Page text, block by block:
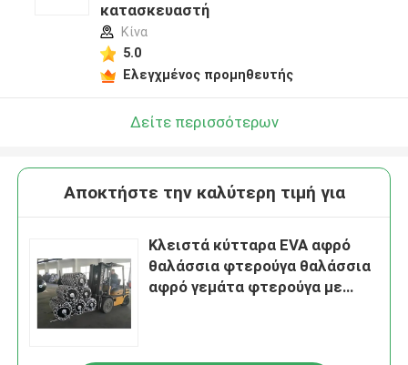
κατασκευαστή
Κίνα
5.0
Ελεγχμένος προμηθευτής
Δείτε περισσότερων
Αποκτήστε την καλύτερη τιμή για
Κλειστά κύτταρα EVA αφρό
θαλάσσια φτερούγα θαλάσσια
αφρό γεμάτα φτερούγα με